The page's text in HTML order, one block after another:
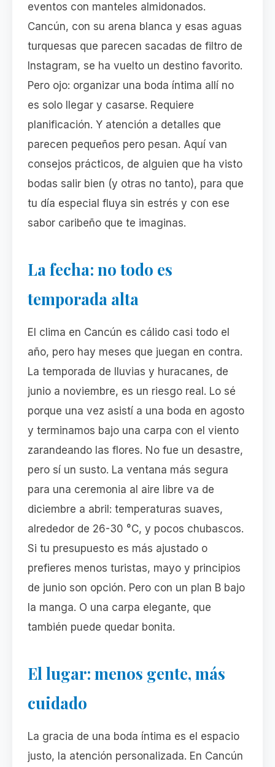
eventos con manteles almidonados.
Cancún, con su arena blanca y esas aguas
turquesas que parecen sacadas de filtro de
Instagram, se ha vuelto un destino favorito.
Pero ojo: organizar una boda íntima allí no
es solo llegar y casarse. Requiere
planificación. Y atención a detalles que
parecen pequeños pero pesan. Aquí van
consejos prácticos, de alguien que ha visto
bodas salir bien (y otras no tanto), para que
tu día especial fluya sin estrés y con ese
sabor caribeño que te imaginas.
La fecha: no todo es
temporada alta
El clima en Cancún es cálido casi todo el
año, pero hay meses que juegan en contra.
La temporada de lluvias y huracanes, de
junio a noviembre, es un riesgo real. Lo sé
porque una vez asistí a una boda en agosto
y terminamos bajo una carpa con el viento
zarandeando las flores. No fue un desastre,
pero sí un susto. La ventana más segura
para una ceremonia al aire libre va de
diciembre a abril: temperaturas suaves,
alrededor de 26-30 °C, y pocos chubascos.
Si tu presupuesto es más ajustado o
prefieres menos turistas, mayo y principios
de junio son opción. Pero con un plan B bajo
la manga. O una carpa elegante, que
también puede quedar bonita.
El lugar: menos gente, más
cuidado
La gracia de una boda íntima es el espacio
justo, la atención personalizada. En Cancún